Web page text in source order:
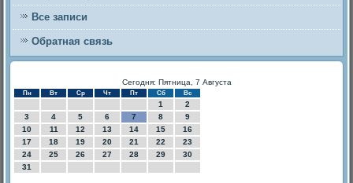
Все записи
Обратная связь
Сегодня: Пятница, 7 Августа
Пн Вт Ср Чт Пт Сб Вс
1
2
3
4 5 6 7 8
9
10
11 12 13 14 15
16
17
18 19 20 21 22
23
24
25 26 27 28 29
30
31